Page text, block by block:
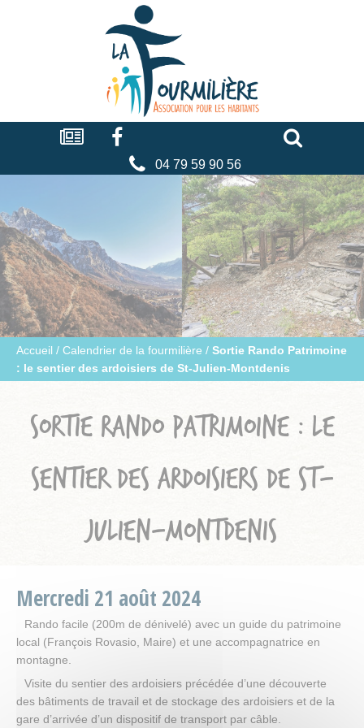
La
fourmilière
Actualités Facebook
04 79 59 90 56
Accueil / Calendrier de la fourmilière / Sortie Rando Patrimoine
: le sentier des ardoisiers de St-Julien-Montdenis
SORTIE RANDO PATRIMOINE : LE
SENTIER DES ARDOISIERS DE ST-
JULIEN-MONTDENIS
Mercredi 21 août 2024
Rando facile (200m de dénivelé) avec un guide du patrimoine
local (François Rovasio, Maire) et une accompagnatrice en
montagne.
Visite du sentier des ardoisiers précédée d’une découverte
des bâtiments de travail et de stockage des ardoisiers et de la
gare d’arrivée d’un dispositif de transport par câble.
Cookies management panel